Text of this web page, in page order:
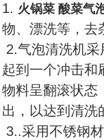
1. 火锅菜 酸菜气
物、漂洗等，去
2.气泡清洗机
起到一个冲击和
物料呈翻滚状态
出，以达到清洗
3..采用不锈钢